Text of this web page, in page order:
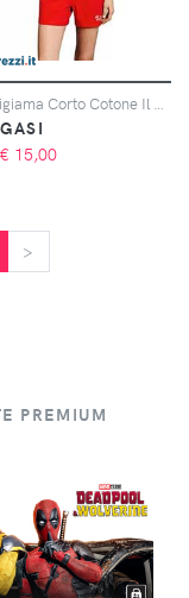
€ 15,00
>
PREMIUM